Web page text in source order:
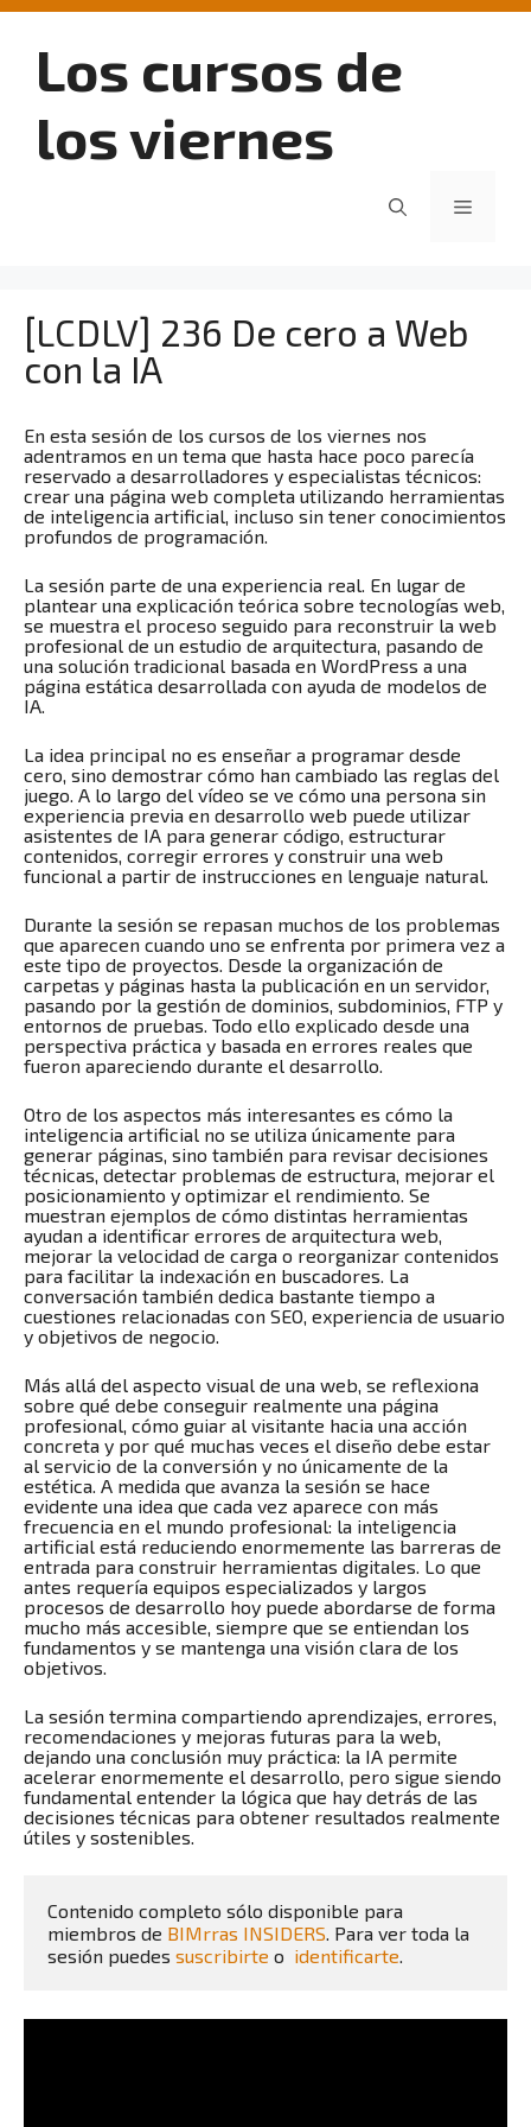
Saltar
contenidoLos cursos de
los viernes
Menú
[LCDLV] 236 De cero a Web
con la IA
En esta sesión de los cursos de los viernes nos
adentramos en un tema que hasta hace poco parecía
reservado a desarrolladores y especialistas técnicos:
crear una página web completa utilizando herramientas
de inteligencia artificial, incluso sin tener conocimientos
profundos de programación.
La sesión parte de una experiencia real. En lugar de
plantear una explicación teórica sobre tecnologías web,
se muestra el proceso seguido para reconstruir la web
profesional de un estudio de arquitectura, pasando de
una solución tradicional basada en WordPress a una
página estática desarrollada con ayuda de modelos de
IA.
La idea principal no es enseñar a programar desde
cero, sino demostrar cómo han cambiado las reglas del
juego. A lo largo del vídeo se ve cómo una persona sin
experiencia previa en desarrollo web puede utilizar
asistentes de IA para generar código, estructurar
contenidos, corregir errores y construir una web
funcional a partir de instrucciones en lenguaje natural.
Durante la sesión se repasan muchos de los problemas
que aparecen cuando uno se enfrenta por primera vez a
este tipo de proyectos. Desde la organización de
carpetas y páginas hasta la publicación en un servidor,
pasando por la gestión de dominios, subdominios, FTP y
entornos de pruebas. Todo ello explicado desde una
perspectiva práctica y basada en errores reales que
fueron apareciendo durante el desarrollo.
Otro de los aspectos más interesantes es cómo la
inteligencia artificial no se utiliza únicamente para
generar páginas, sino también para revisar decisiones
técnicas, detectar problemas de estructura, mejorar el
posicionamiento y optimizar el rendimiento. Se
muestran ejemplos de cómo distintas herramientas
ayudan a identificar errores de arquitectura web,
mejorar la velocidad de carga o reorganizar contenidos
para facilitar la indexación en buscadores. La
conversación también dedica bastante tiempo a
cuestiones relacionadas con SEO, experiencia de usuario
y objetivos de negocio.
Más allá del aspecto visual de una web, se reflexiona
sobre qué debe conseguir realmente una página
profesional, cómo guiar al visitante hacia una acción
concreta y por qué muchas veces el diseño debe estar
al servicio de la conversión y no únicamente de la
estética. A medida que avanza la sesión se hace
evidente una idea que cada vez aparece con más
frecuencia en el mundo profesional: la inteligencia
artificial está reduciendo enormemente las barreras de
entrada para construir herramientas digitales. Lo que
antes requería equipos especializados y largos
procesos de desarrollo hoy puede abordarse de forma
mucho más accesible, siempre que se entiendan los
fundamentos y se mantenga una visión clara de los
objetivos.
La sesión termina compartiendo aprendizajes, errores,
recomendaciones y mejoras futuras para la web,
dejando una conclusión muy práctica: la IA permite
acelerar enormemente el desarrollo, pero sigue siendo
fundamental entender la lógica que hay detrás de las
decisiones técnicas para obtener resultados realmente
útiles y sostenibles.
Contenido completo sólo disponible para
miembros de BIMrras INSIDERS. Para ver toda la
sesión puedes suscribirte o identificarte.